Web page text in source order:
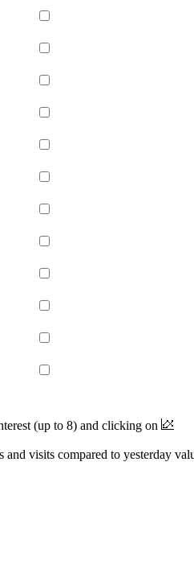
(up to 8) and clicking on
visits compared to yesterday